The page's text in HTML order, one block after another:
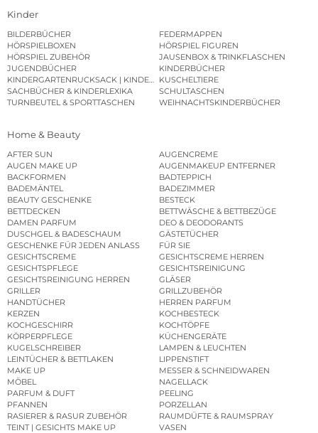
Kinder
BILDERBÜCHER
FEDERMAPPEN
HÖRSPIELBOXEN
HÖRSPIEL FIGUREN
HÖRSPIEL ZUBEHÖR
JAUSENBOX & TRINKFLASCHEN
JUGENDBÜCHER
KINDERBÜCHER
KINDERGARTENRUCKSACK | KINDERGARTENBEUTEL
KUSCHELTIERE
SACHBÜCHER & KINDERLEXIKA
SCHULTASCHEN
TURNBEUTEL & SPORTTASCHEN
WEIHNACHTSKINDERBÜCHER
Home & Beauty
AFTER SUN
AUGENCREME
AUGEN MAKE UP
AUGENMAKEUP ENTFERNER
BACKFORMEN
BADTEPPICH
BADEMÄNTEL
BADEZIMMER
BEAUTY GESCHENKE
BESTECK
BETTDECKEN
BETTWÄSCHE & BETTBEZÜGE
DAMEN PARFUM
DEO & DEODORANTS
DUSCHGEL & BADESCHAUM
GÄSTETÜCHER
GESCHENKE FÜR JEDEN ANLASS
FÜR SIE
GESICHTSCREME
GESICHTSCREME HERREN
GESICHTSPFLEGE
GESICHTSREINIGUNG
GESICHTSREINIGUNG HERREN
GLÄSER
GRILLER
GRILLZUBEHÖR
HANDTÜCHER
HERREN PARFUM
KERZEN
KOCHBESTECK
KOCHGESCHIRR
KOCHTÖPFE
KÖRPERPFLEGE
KÜCHENGERÄTE
KUGELSCHREIBER
LAMPEN & LEUCHTEN
LEINTÜCHER & BETTLAKEN
LIPPENSTIFT
MAKE UP
MESSER & SCHNEIDWAREN
MÖBEL
NAGELLACK
PARFUM & DUFT
PEELING
PFANNEN
PORZELLAN
RASIERER & RASUR ZUBEHÖR
RAUMDÜFTE & RAUMSPRAY
TEINT | GESICHTS MAKE UP
VASEN